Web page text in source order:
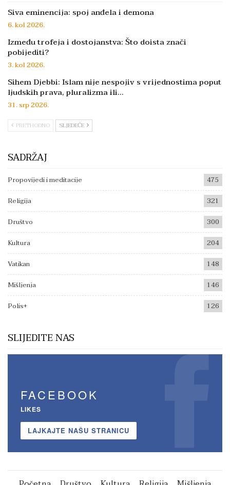
Siva eminencija: spoj anđela i demona
6. kol 2026.
Između trofeja i dostojanstva: Što doista znači
pobijediti?
3. kol 2026.
Sihem Djebbi: Islam nije nespojiv s vrijednostima poput
ljudskih prava, pluralizma ili…
31. srp 2026.
PRETHODNO SLJEDEĆE
SADRŽAJ
Propovijedi i meditacije
475
Religija
321
Društvo
300
Kultura
204
Vatikan
148
Mišljenja
146
Polis+
126
SLIJEDITE NAS
FACEBOOK
LIKES
LAJKAJTE NAŠU STRANICU